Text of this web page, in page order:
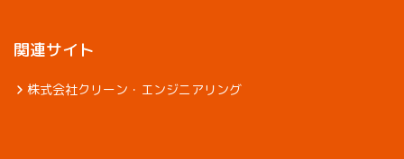
関連サイト
株式会社クリーン・エンジニアリング